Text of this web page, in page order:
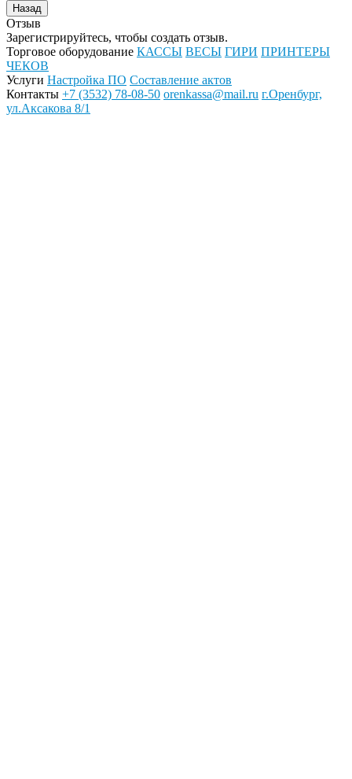
Отзыв
Зарегистрируйтесь, чтобы создать отзыв.
Торговое оборудование КАССЫ ВЕСЫ ГИРИ ПРИНТЕРЫ
ЧЕКОВ
Услуги Настройка ПО Составление актов
Контакты +7 (3532) 78-08-50 orenkassa@mail.ru г.Оренбург,
ул.Аксакова 8/1